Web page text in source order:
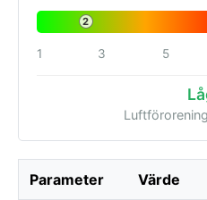
2
1 3 5
Parameter Värde